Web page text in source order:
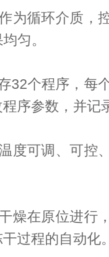
循环介质，控
匀。
个程序，每个
序参数，并记
可调、可控、
在原位进行，
过程的自动化